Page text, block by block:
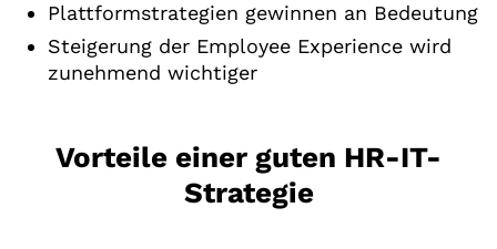
Plattformstrategien gewinnen an Bedeutung
Steigerung der Employee Experience wird
zunehmend wichtiger
Vorteile einer guten HR-IT-
Strategie